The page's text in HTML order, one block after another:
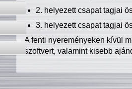
2. helyezett csapat tagjai
3. helyezett csapat tagjai
A fenti nyereményeken kívül
szoftvert, valamint kisebb